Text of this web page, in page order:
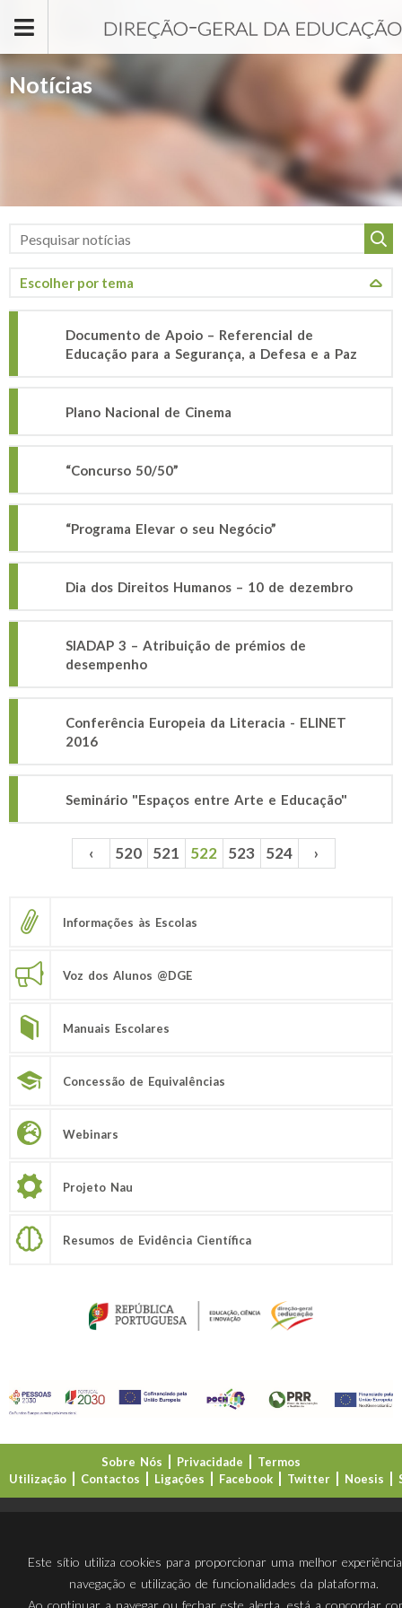
Notícias
Documento de Apoio – Referencial de
Educação para a Segurança, a Defesa e a Paz
Plano Nacional de Cinema
“Concurso 50/50”
“Programa Elevar o seu Negócio”
Dia dos Direitos Humanos – 10 de dezembro
SIADAP 3 – Atribuição de prémios de
desempenho
Conferência Europeia da Literacia - ELINET
2016
Seminário "Espaços entre Arte e Educação"
Páginas ‹ 520 521 522 523 524 ›
Informações às Escolas
Voz dos Alunos @DGE
Manuais Escolares
Concessão de Equivalências
Webinars
Projeto Nau
Resumos de Evidência Científica
Sobre Nós Privacidade
Termos
Utilização
Contactos Ligações Facebook Twitter Noesis
Este sítio utiliza cookies para proporcionar uma melhor
navegação e utilização de funcionalidades da plataforma.
Ao continuar a navegar ou fechar este alerta, está a concordar